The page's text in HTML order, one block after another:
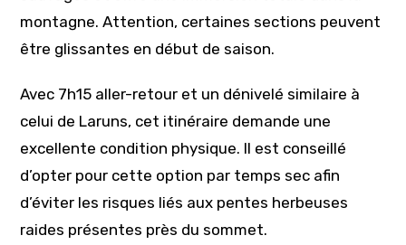
montagne. Attention, certaines sections peuvent
être glissantes en début de saison.
Avec 7h15 aller-retour et un dénivelé similaire à
celui de Laruns, cet itinéraire demande une
excellente condition physique. Il est conseillé
d’opter pour cette option par temps sec afin
d’éviter les risques liés aux pentes herbeuses
raides présentes près du sommet.